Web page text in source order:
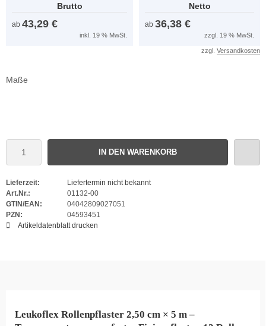
Brutto
ab 43,29 €
inkl. 19 % MwSt.
Netto
ab 36,38 €
zzgl. 19 % MwSt.
zzgl. Versandkosten
Maße
IN DEN WARENKORB
Lieferzeit:
Liefertermin nicht bekannt
Art.Nr.:
01132-00
GTIN/EAN:
04042809027051
PZN:
04593451
Artikeldatenblatt drucken
Leukoflex Rollenpflaster 2,50 cm × 5 m –